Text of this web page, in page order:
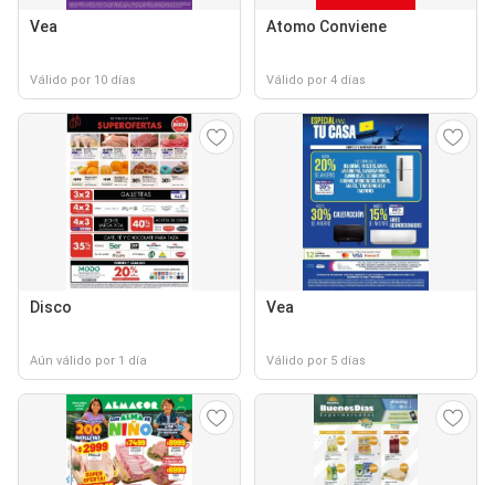
Vea
Válido por 10 días
Atomo Conviene
Válido por 4 días
Disco
Aún válido por 1 día
Vea
Válido por 5 días